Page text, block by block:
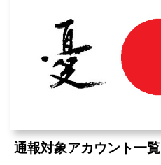
通報対象アカウント一覧